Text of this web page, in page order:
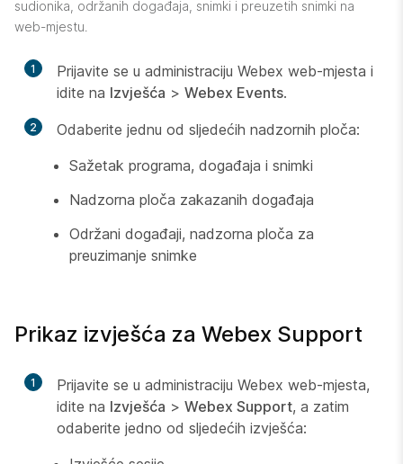
sudionika, održanih događaja, snimki i preuzetih snimki na
web-mjestu.
1
Prijavite se u administraciju Webex web-mjesta i
idite na Izvješća > Webex Events.
2
Odaberite jednu od sljedećih nadzornih ploča:
Sažetak programa, događaja i snimki
Nadzorna ploča zakazanih događaja
Održani događaji, nadzorna ploča za
preuzimanje snimke
Prikaz izvješća za Webex Support
1
Prijavite se u administraciju Webex web-mjesta,
idite na Izvješća > Webex Support, a zatim
odaberite jedno od sljedećih izvješća: